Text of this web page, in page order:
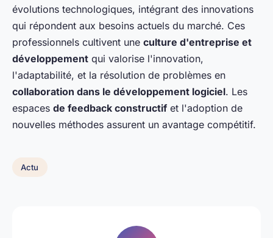
évolutions technologiques, intégrant des innovations
qui répondent aux besoins actuels du marché. Ces
professionnels cultivent une culture d'entreprise et
développement qui valorise l'innovation,
l'adaptabilité, et la résolution de problèmes en
collaboration dans le développement logiciel. Les
espaces de feedback constructif et l'adoption de
nouvelles méthodes assurent un avantage compétitif.
Actu